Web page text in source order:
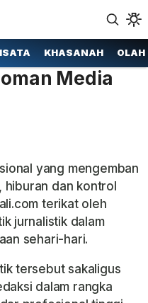
KHASANAH OLAH
Media
yang mengemban
hiburan dan kontrol
terikat oleh
jurnalistik dalam
sehari-hari.
tersebut sakaligus
dalam rangka